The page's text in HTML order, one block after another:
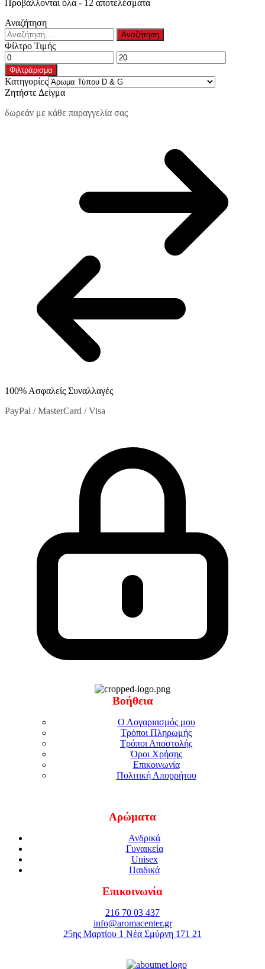
Προβάλλονται όλα - 12 αποτελέσματα
Αναζήτηση
Αναζήτηση
για:
Φίλτρο Τιμής
Ελάχιστη
τιμή
Μέγιστη
τιμή
Φιλτράρισμα
Κατηγορίες
Ζητήστε Δείγμα
δωρεάν με κάθε παραγγελία σας
100% Ασφαλείς Συναλλαγές
PayPal / MasterCard / Visa
Βοήθεια
Ο Λογαριασμός μου
Τρόποι Πληρωμής
Τρόποι Αποστολής
Όροι Χρήσης
Επικοινωνία
Πολιτική Απορρήτου
Αρώματα
Ανδρικά
Γυναικεία
Unisex
Παιδικά
Επικοινωνία
216 70 03 437
info@aromacenter.gr
25ης Μαρτίου 1 Νέα Σμύρνη 171 21